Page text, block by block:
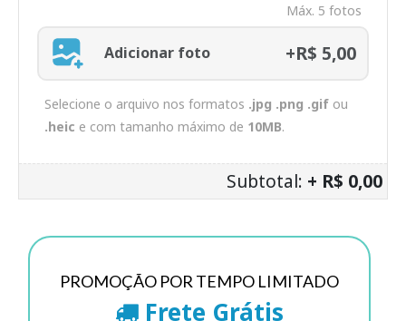
Máx. 5 fotos
Adicionar foto +R$ 5,00
Selecione o arquivo nos formatos .jpg .png .gif ou
.heic e com tamanho máximo de 10MB.
Subtotal: + R$ 0,00
PROMOÇÃO POR TEMPO LIMITADO
Frete Grátis